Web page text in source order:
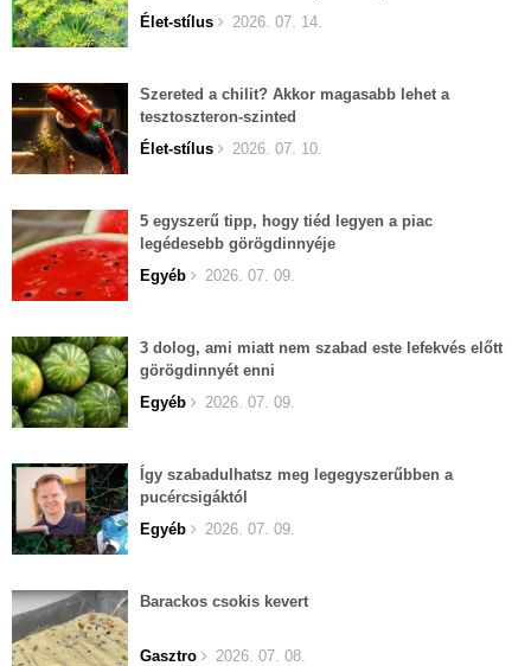
Élet-stílus
2026. 07. 14.
Szereted a chilit? Akkor magasabb lehet a
tesztoszteron-szinted
Élet-stílus
2026. 07. 10.
5 egyszerű tipp, hogy tiéd legyen a piac
legédesebb görögdinnyéje
Egyéb
2026. 07. 09.
3 dolog, ami miatt nem szabad este lefekvés előtt
görögdinnyét enni
Egyéb
2026. 07. 09.
Így szabadulhatsz meg legegyszerűbben a
pucércsigáktól
Egyéb
2026. 07. 09.
Barackos csokis kevert
Gasztro 2026. 07. 08.